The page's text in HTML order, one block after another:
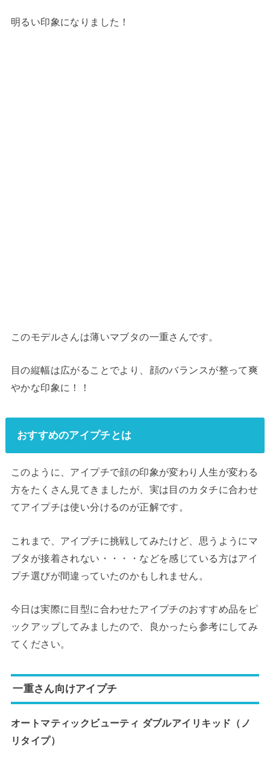
明るい印象になりました！
このモデルさんは薄いマブタの一重さんです。
目の縦幅は広がることでより、顔のバランスが整って爽
やかな印象に！！
おすすめのアイプチとは
このように、アイプチで顔の印象が変わり人生が変わる
方をたくさん見てきましたが、実は目のカタチに合わせ
てアイプチは使い分けるのが正解です。
これまで、アイプチに挑戦してみたけど、思うようにマ
ブタが接着されない・・・・などを感じている方はアイ
プチ選びが間違っていたのかもしれません。
今日は実際に目型に合わせたアイプチのおすすめ品をピ
ックアップしてみましたので、良かったら参考にしてみ
てください。
一重さん向けアイプチ
オートマティックビューティ ダブルアイリキッド （ノ
リタイプ）